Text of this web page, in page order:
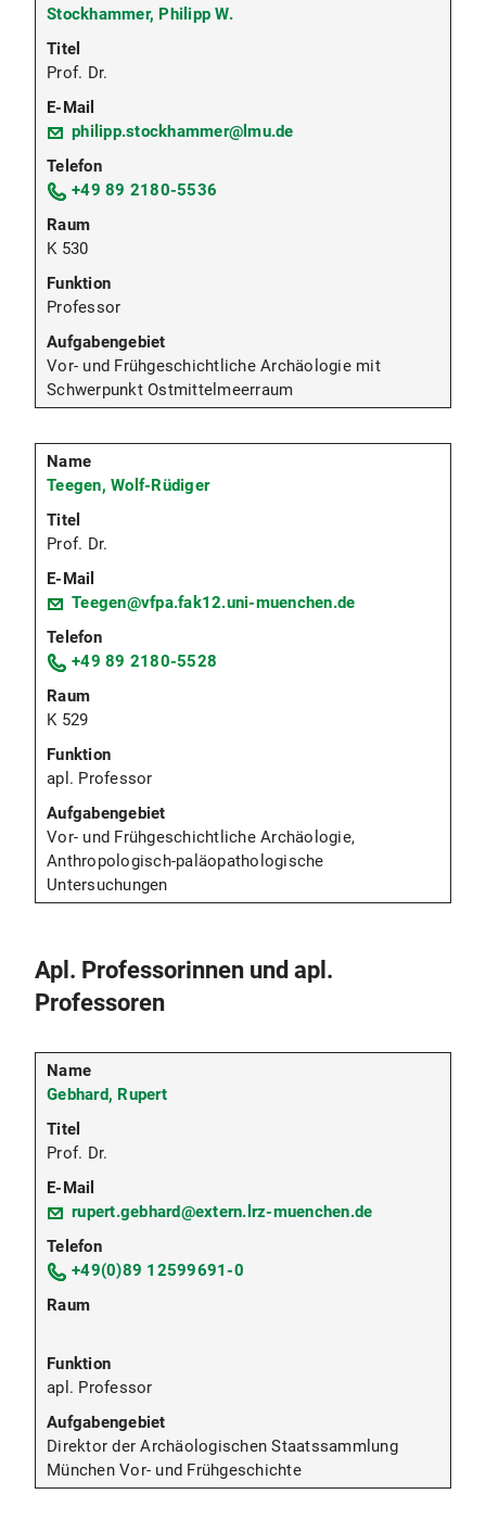
Stockhammer, Philipp W.
Prof. Dr.
philipp.stockhammer@lmu.de
+49 89 2180-5536
K 530
Professor
Vor- und Frühgeschichtliche Archäologie mit
Schwerpunkt Ostmittelmeerraum
Teegen, Wolf-Rüdiger
Prof. Dr.
Teegen@vfpa.fak12.uni-muenchen.de
+49 89 2180-5528
K 529
apl. Professor
Vor- und Frühgeschichtliche Archäologie,
Anthropologisch-paläopathologische
Untersuchungen
Apl. Professorinnen und apl.
Professoren
Gebhard, Rupert
Prof. Dr.
rupert.gebhard@extern.lrz-muenchen.de
+49(0)89 12599691-0
apl. Professor
Direktor der Archäologischen Staatssammlung
München Vor- und Frühgeschichte